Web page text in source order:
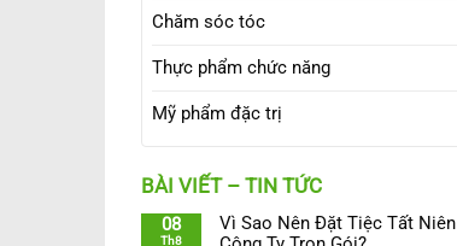
Chăm sóc tóc
Thực phẩm chức năng
Mỹ phẩm đặc trị
BÀI VIẾT – TIN TỨC
08
Th8
Vì Sao Nên Đặt Tiệc Tất Niên